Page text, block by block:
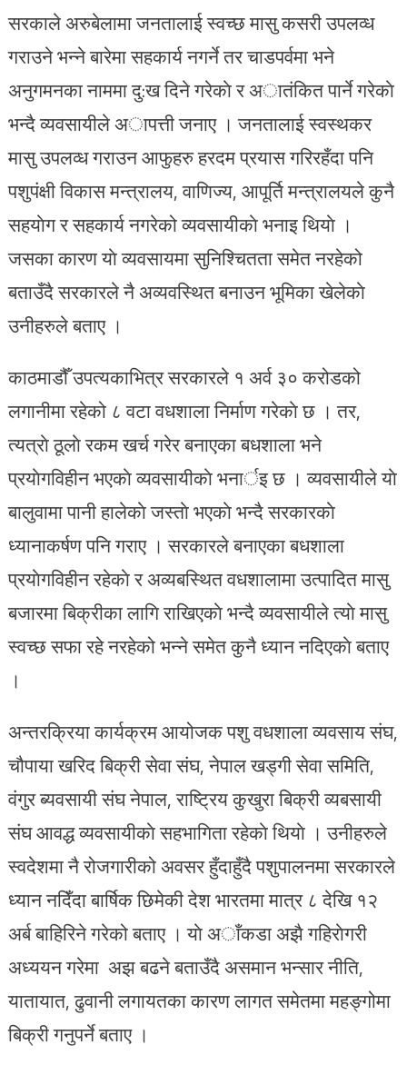
सरकाले अरुबेलामा जनतालाई स्वच्छ मासु कसरी उपलव्ध
गराउने भन्ने बारेमा सहकार्य नगर्ने तर चाडपर्वमा भने
अनुगमनका नाममा दु:ख दिने गरेकाे र अातंकित पार्ने गरेकाे
भन्दै व्यवसायीले अापत्ती जनाए । जनतालाई स्वस्थकर
मासु उपलव्ध गराउन आफुहरु हरदम प्रयास गरिरहँदा पनि
पशुपंक्षी विकास मन्त्रालय, वाणिज्य, आपूर्ति मन्त्रालयले कुनै
सहयाेग र सहकार्य नगरेको व्यवसायीकाे भनाइ थियाे ।
जसका कारण याे व्यवसायमा सुनिश्चितता समेत नरहेको
बताउँदै सरकारले नै अव्यवस्थित बनाउन भूमिका खेलेकाे
उनीहरुले बताए ।
काठमाडौँ उपत्यकाभित्र सरकारले १ अर्व ३० करोडको
लगानीमा रहेको ८ वटा वधशाला निर्माण गरेकाे छ । तर,
त्यत्राे ठूलाे रकम खर्च गरेर बनाएका बधशाला भने
प्रयाेगविहीन भएकाे व्यवसायीकाे भनार्इ छ । व्यवसायीले याे
बालुवामा पानी हालेकाे जस्ताे भएकाे भन्दै सरकारकाे
ध्यानाकर्षण पनि गराए । सरकारले बनाएका बधशाला
प्रयाेगविहीन रहेकाे र अव्यबस्थित वधशालामा उत्पादित मासु
बजारमा बिक्रीका लागि राखिएकाे भन्दै व्यवसायीले त्याे मासु
स्वच्छ सफा रहे नरहेको भन्ने समेत कुनै ध्यान नदिएकाे बताए
।
अन्तरक्रिया कार्यक्रम आयोजक पशु वधशाला व्यवसाय संघ,
चौपाया खरिद बिक्री सेवा संघ, नेपाल खड्गी सेवा समिति,
वंगुर ब्यवसायी संघ नेपाल, राष्ट्रिय कुखुरा बिक्री व्यबसायी
संघ आवद्ध व्यवसायीकाे सहभागिता रहेकाे थियाे । उनीहरुले
स्वदेशमा नै रोजगारीको अवसर हुँदाहुँदै पशुपालनमा सरकारले
ध्यान नदिँदा बार्षिक छिमेकी देश भारतमा मात्र ८ देखि १२
अर्ब बाहिरिने गरेको बताए । याे अाँकडा अझै गहिराेगरी
अध्ययन गरेमा अझ बढने बताउँदै असमान भन्सार नीति,
यातायात, ढुवानी लगायतका कारण लागत समेतमा महङ्गोमा
बिक्री गनुपर्ने बताए ।